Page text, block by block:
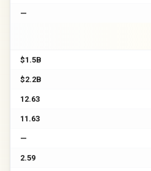
—
$1.5B
$2.2B
12.63
11.63
—
2.59